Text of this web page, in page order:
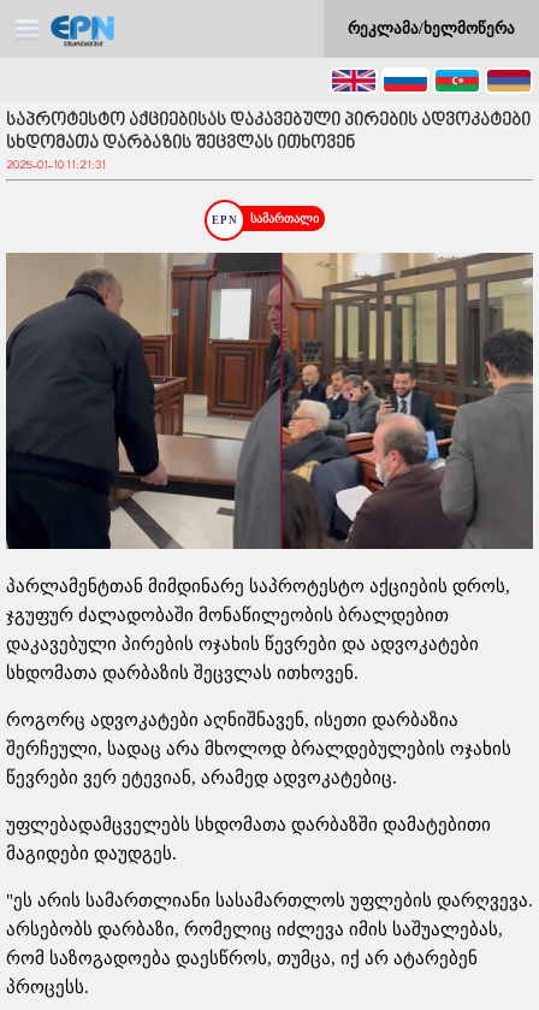
რეკლამა/ხელმოწერა
საპროტესტო აქციებისას დაკავებული პირების ადვოკატები
სხდომათა დარბაზის შეცვლას ითხოვენ
2025-01-10 11:21:31
სამართალი
პარლამენტთან მიმდინარე საპროტესტო აქციების დროს,
ჯგუფურ ძალადობაში მონაწილეობის ბრალდებით
დაკავებული პირების ოჯახის წევრები და ადვოკატები
სხდომათა დარბაზის შეცვლას ითხოვენ.
როგორც ადვოკატები აღნიშნავენ, ისეთი დარბაზია
შერჩეული, სადაც არა მხოლოდ ბრალდებულების ოჯახის
წევრები ვერ ეტევიან, არამედ ადვოკატებიც.
უფლებადამცველებს სხდომათა დარბაზში დამატებითი
მაგიდები დაუდგეს.
"ეს არის სამართლიანი სასამართლოს უფლების დარღვევა.
არსებობს დარბაზი, რომელიც იძლევა იმის საშუალებას,
რომ საზოგადოება დაესწროს, თუმცა, იქ არ ატარებენ
პროცესს.